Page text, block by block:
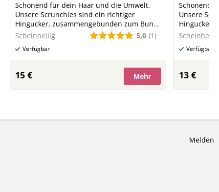
Schonend für dein Haar und die Umwelt.
Unsere Scrunchies sind ein richtiger
Hingucker, zusammengebunden zum Bun
oder zum Ponytail, die Frisur sitzt. 100%
plastikfrei aus Bio Leinen und
Naturkautschuk Erhältlich in den Farben -
weiß, creme, grau, natur, dunkelblau, oliv,
apricot
Scheinheilig 5,0 (1)
Verfügbar
15 € Mehr
Schonend
Unsere
Hingucker,
oder zum
plastikfrei
Naturkautschuk Erhältlich in
weiß,
apricot
Scheinheilig
Verfügbar
13 €
Melden